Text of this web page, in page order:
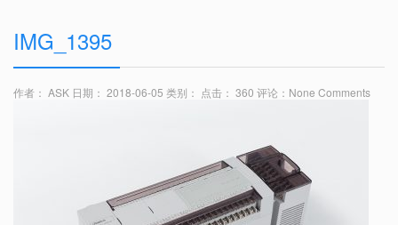
IMG_1395
作者： ASK 日期： 2018-06-05 类别： 点击： 360 评论： None Comments